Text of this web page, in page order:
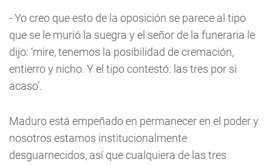
- Yo creo que esto de la oposición se parece al tipo
que se le murió la suegra y el señor de la funeraria le
dijo: ‘mire, tenemos la posibilidad de cremación,
entierro y nicho. Y el tipo contestó: las tres por si
acaso’.
Maduro está empeñado en permanecer en el poder y
nosotros estamos institucionalmente
desguarnecidos, así que cualquiera de las tres